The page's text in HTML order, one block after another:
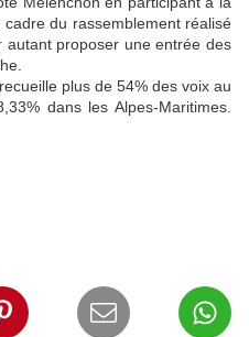
du rassemblement réalisé
proposer une entrée des
plus de 54% des voix au
dans les Alpes-Maritimes.